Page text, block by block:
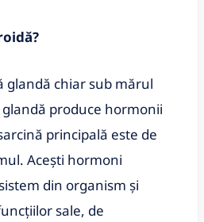
glandă chiar sub mărul
produce hormonii
principală este de
Acești hormoni
din organism și
sale, de